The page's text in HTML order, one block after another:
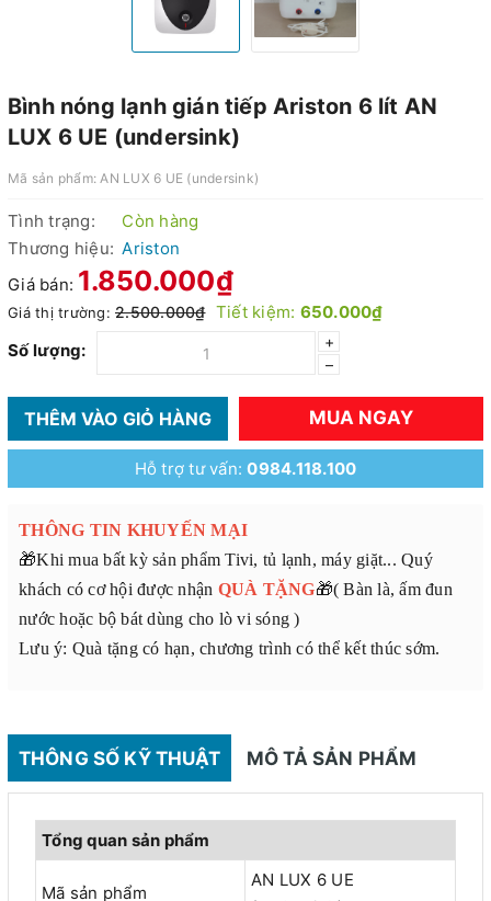
Bình nóng lạnh gián tiếp Ariston 6 lít AN
LUX 6 UE (undersink)
Mã sản phẩm:AN LUX 6 UE (undersink)
Tình trạng:
Còn hàng
Thương hiệu: Ariston
Giá bán: 1.850.000₫
Giá thị trường: 2.500.000₫ Tiết kiệm: 650.000₫
Số lượng:
+
–
THÊM VÀO GIỎ HÀNG MUA NGAY
Hỗ trợ tư vấn:0984.118.100
THÔNG TIN KHUYẾN MẠI
🎁Khi mua bất kỳ sản phẩm Tivi, tủ lạnh, máy giặt... Quý
khách có cơ hội được nhận QUÀ TẶNG🎁( Bàn là, ấm đun
nước hoặc bộ bát dùng cho lò vi sóng )
Lưu ý: Quà tặng có hạn, chương trình có thể kết thúc sớm.
THÔNG SỐ KỸ THUẬT MÔ TẢ SẢN PHẨM
Tổng quan sản phẩm
Mã sản phẩm
AN LUX 6 UE